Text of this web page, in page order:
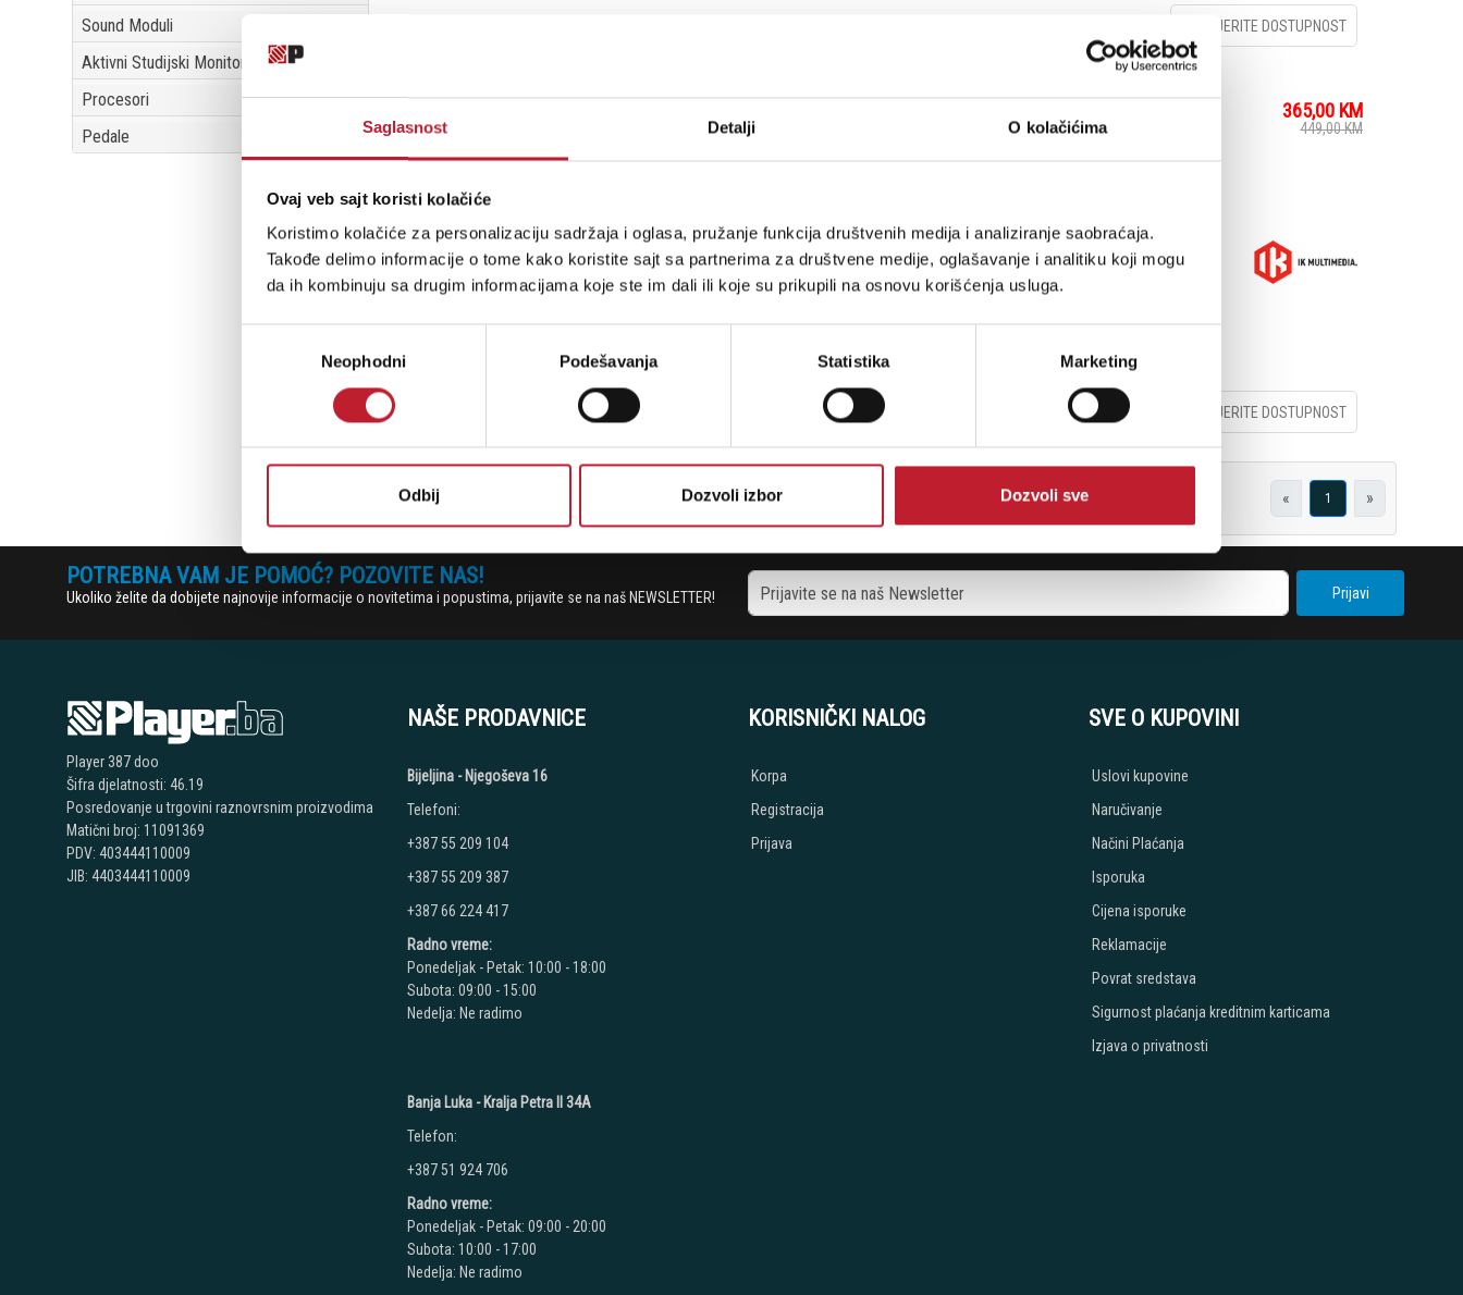
Saglasnost Detalji O kolačićima
Ovaj veb sajt koristi kolačiće
Koristimo kolačiće za personalizaciju sadržaja i oglasa, pružanje funkcija društvenih medija i analiziranje saobraćaja.
Takođe delimo informacije o tome kako koristite sajt sa partnerima za društvene medije, oglašavanje i analitiku koji mogu
da ih kombinuju sa drugim informacijama koje ste im dali ili koje su prikupili na osnovu korišćenja usluga.
сагласностиNeophodni Podešavanja Statistika Marketing
Odbij Dozvoli izbor Dozvoli sve
Sound Moduli
Aktivni Studijski Monitori
Procesori
2
Pedale
PROVJERITE DOSTUPNOST
365,00 KM
449,00KM
Machine Modeling technology on any size pedalboard, enabling you
to perform with the world’s most sought-after tones in more ways
than ever before. It truly makes unlimited tone acce...
PROVJERITE DOSTUPNOST
« 1 »
POTREBNA VAM JE POMOĆ? POZOVITE NAS!
Ukoliko želite da dobijete najnovije informacije o novitetima i popustima, prijavite se na naš NEWSLETTER! Prijavi
Player 387 doo
Šifra djelatnosti: 46.19
Posredovanje u trgovini raznovrsnim proizvodima
Matični broj: 11091369
PDV: 403444110009
JIB: 4403444110009
NAŠE PRODAVNICE
Bijeljina - Njegoševa 16
Telefoni:
+387 55 209 104
+387 55 209 387
+387 66 224 417
Radno vreme:
Ponedeljak - Petak: 10:00 - 18:00
Subota: 09:00 - 15:00
Nedelja: Ne radimo
Banja Luka - Kralja Petra II 34A
Telefon:
+387 51 924 706
Radno vreme:
Ponedeljak - Petak: 09:00 - 20:00
Subota: 10:00 - 17:00
Nedelja: Ne radimo
KORISNIČKI NALOG
Korpa
Registracija
Prijava
SVE O KUPOVINI
Uslovi kupovine
Naručivanje
Načini Plaćanja
Isporuka
Cijena isporuke
Reklamacije
Povrat sredstava
Sigurnost plaćanja kreditnim karticama
Izjava o privatnosti